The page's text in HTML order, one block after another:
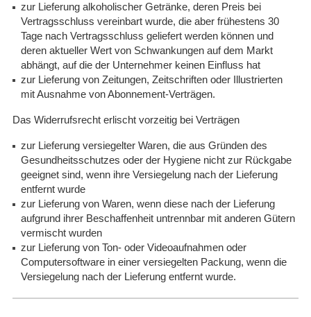
zur Lieferung alkoholischer Getränke, deren Preis bei
Vertragsschluss vereinbart wurde, die aber frühestens 30
Tage nach Vertragsschluss geliefert werden können und
deren aktueller Wert von Schwankungen auf dem Markt
abhängt, auf die der Unternehmer keinen Einfluss hat
zur Lieferung von Zeitungen, Zeitschriften oder Illustrierten
mit Ausnahme von Abonnement-Verträgen.
Das Widerrufsrecht erlischt vorzeitig bei Verträgen
zur Lieferung versiegelter Waren, die aus Gründen des
Gesundheitsschutzes oder der Hygiene nicht zur Rückgabe
geeignet sind, wenn ihre Versiegelung nach der Lieferung
entfernt wurde
zur Lieferung von Waren, wenn diese nach der Lieferung
aufgrund ihrer Beschaffenheit untrennbar mit anderen Gütern
vermischt wurden
zur Lieferung von Ton- oder Videoaufnahmen oder
Computersoftware in einer versiegelten Packung, wenn die
Versiegelung nach der Lieferung entfernt wurde.